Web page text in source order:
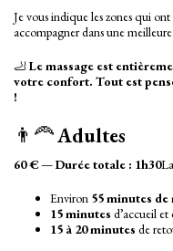
Je vous indique les zones qui
accompagner dans une
🦶Le massage est
votre confort. Tout est
!
👨‍🦰Adultes
60 €—Durée totale : 1h30
Environ 55 minutes
15 minutes d’accueil et
15 à 20 minutes de